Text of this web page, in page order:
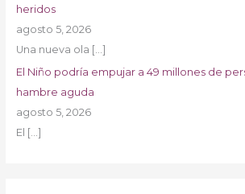
heridos
agosto 5, 2026
Una nueva ola […]
El Niño podría empujar a 49 millones de
hambre aguda
agosto 5, 2026
El […]